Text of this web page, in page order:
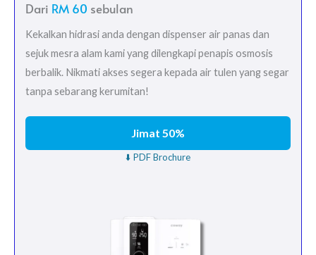
Dari RM 60 sebulan
Kekalkan hidrasi anda dengan dispenser air panas dan
sejuk mesra alam kami yang dilengkapi penapis osmosis
berbalik. Nikmati akses segera kepada air tulen yang segar
tanpa sebarang kerumitan!
Jimat 50%
⬇️ PDF Brochure